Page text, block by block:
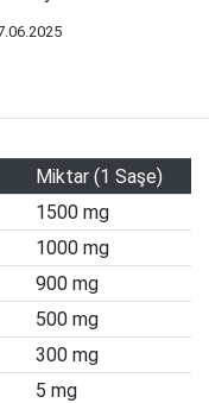
Miktar (1 Saşe)
1500 mg
1000 mg
900 mg
500 mg
300 mg
5 mg